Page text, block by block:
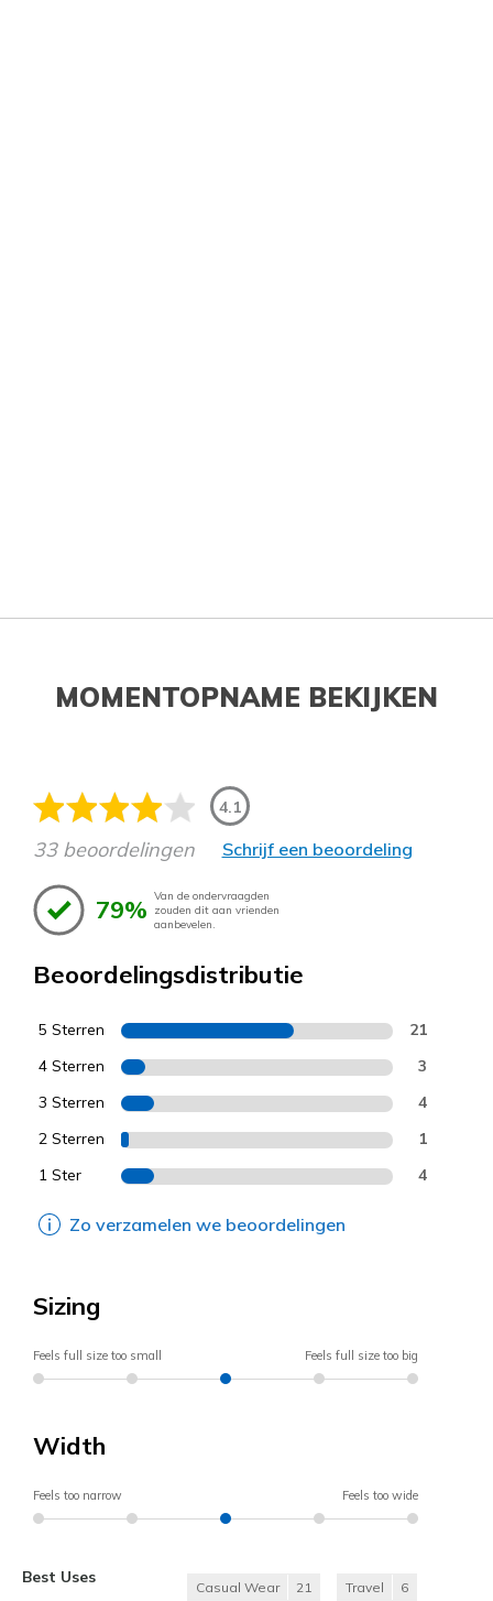
MOMENTOPNAME BEKIJKEN
4.1
33 beoordelingen Schrijf een beoordeling
79% Van de ondervraagden
zouden dit aan vrienden
aanbevelen.
Beoordelingsdistributie
5 Sterren 21
4 Sterren 3
3 Sterren 4
2 Sterren 1
1 Ster 4
Zo verzamelen we beoordelingen
Sizing
Feels full size too small Feels full size too big
Width
Feels too narrow Feels too wide
Best Uses
Casual Wear 21 Travel 6